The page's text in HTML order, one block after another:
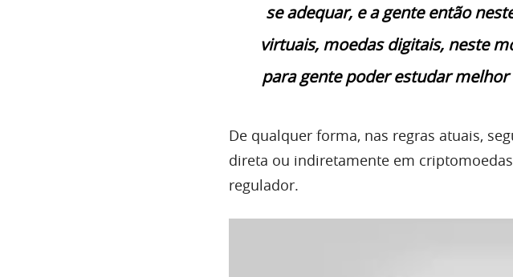
se adequar, e a gente então
virtuais, moedas digitais, neste
para gente poder estudar
De qualquer forma, nas regras atuais,
direta ou indiretamente em
regulador.